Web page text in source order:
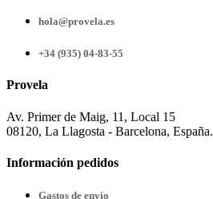
hola@provela.es
+34 (935) 04-83-55
Provela
Av. Primer de Maig, 11, Local 15
08120, La Llagosta - Barcelona, España.
Información pedidos
Gastos de envío